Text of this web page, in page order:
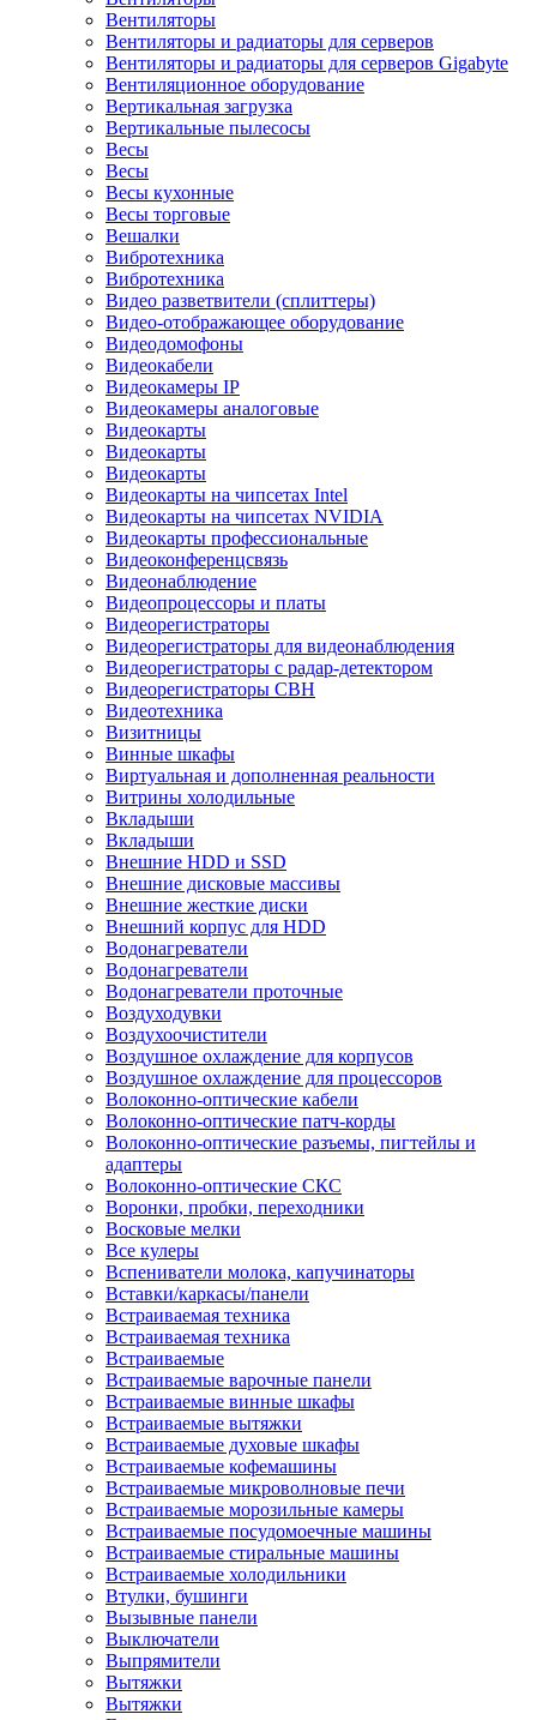
Вентиляторы
Вентиляторы и радиаторы для серверов
Вентиляторы и радиаторы для серверов Gigabyte
Вентиляционное оборудование
Вертикальная загрузка
Вертикальные пылесосы
Весы
Весы
Весы кухонные
Весы торговые
Вешалки
Вибротехника
Вибротехника
Видео разветвители (сплиттеры)
Видео-отображающее оборудование
Видеодомофоны
Видеокабели
Видеокамеры IP
Видеокамеры аналоговые
Видеокарты
Видеокарты
Видеокарты
Видеокарты на чипсетах Intel
Видеокарты на чипсетах NVIDIA
Видеокарты профессиональные
Видеоконференцсвязь
Видеонаблюдение
Видеопроцессоры и платы
Видеорегистраторы
Видеорегистраторы для видеонаблюдения
Видеорегистраторы с радар-детектором
Видеорегистраторы СВН
Видеотехника
Визитницы
Винные шкафы
Виртуальная и дополненная реальности
Витрины холодильные
Вкладыши
Вкладыши
Внешние HDD и SSD
Внешние дисковые массивы
Внешние жесткие диски
Внешний корпус для HDD
Водонагреватели
Водонагреватели
Водонагреватели проточные
Воздуходувки
Воздухоочистители
Воздушное охлаждение для корпусов
Воздушное охлаждение для процессоров
Волоконно-оптические кабели
Волоконно-оптические патч-корды
Волоконно-оптические разъемы, пигтейлы и
адаптеры
Волоконно-оптические СКС
Воронки, пробки, переходники
Восковые мелки
Все кулеры
Вспениватели молока, капучинаторы
Вставки/каркасы/панели
Встраиваемая техника
Встраиваемая техника
Встраиваемые
Встраиваемые варочные панели
Встраиваемые винные шкафы
Встраиваемые вытяжки
Встраиваемые духовые шкафы
Встраиваемые кофемашины
Встраиваемые микроволновые печи
Встраиваемые морозильные камеры
Встраиваемые посудомоечные машины
Встраиваемые стиральные машины
Встраиваемые холодильники
Втулки, бушинги
Вызывные панели
Выключатели
Выпрямители
Вытяжки
Вытяжки